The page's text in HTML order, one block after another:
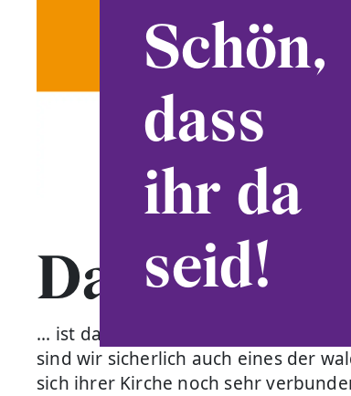
Schön,
dass
ihr da
seid!
Das
... ist das flächengrößte Dekanat
sind wir sicherlich auch eines der
sich ihrer Kirche noch sehr